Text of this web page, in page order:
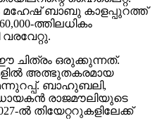
മഹേഷ് ബാബു കാളപ്പുറത്ത്
ത്തിലധികം
ചിത്രം ഒരുക്കുന്നത്.
അത്ഭുതകരമായ
ബാഹുബലി,
രാജമൗലിയുടെ
ല്‍ തിയേറ്ററുകളിലേക്ക്